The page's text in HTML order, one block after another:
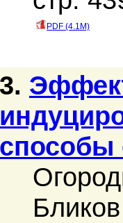
PDF (4.1M)
3.
способы